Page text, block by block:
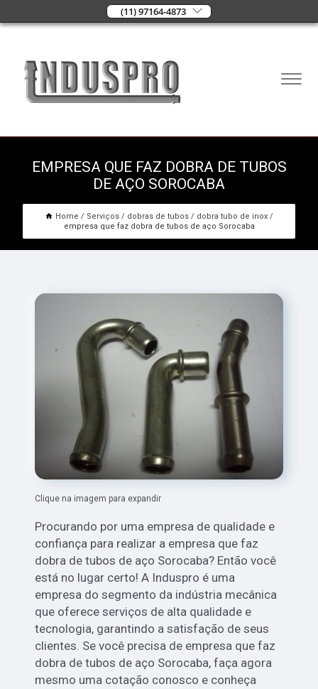
(11) 97164-4873
EMPRESA QUE FAZ DOBRA DE TUBOS
DE AÇO SOROCABA
Home Serviços dobras de tubos
dobra tubo de inox
empresa que faz dobra de tubos de aço Sorocaba
Clique na imagem para expandir
Procurando por uma empresa de qualidade e
confiança para realizar a empresa que faz
dobra de tubos de aço Sorocaba? Então você
está no lugar certo! A Induspro é uma
empresa do segmento da indústria mecânica
que oferece serviços de alta qualidade e
tecnologia, garantindo a satisfação de seus
clientes. Se você precisa de empresa que faz
dobra de tubos de aço Sorocaba, faça agora
mesmo uma cotação conosco e conheça